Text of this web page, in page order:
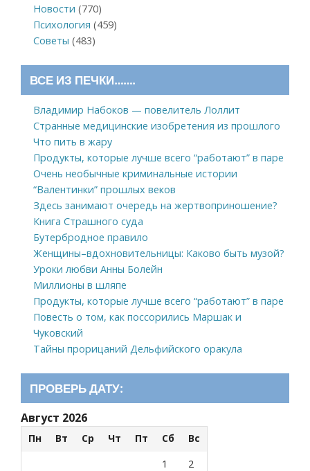
Новости (770)
Психология (459)
Советы (483)
ВСЕ ИЗ ПЕЧКИ…….
Владимир Набоков — повелитель Лоллит
Странные медицинские изобретения из прошлого
Что пить в жару
Продукты, которые лучше всего “работают” в паре
Очень необычные криминальные истории
“Валентинки” прошлых веков
Здесь занимают очередь на жертвоприношение?
Книга Страшного суда
Бутербродное правило
Женщины–вдохновительницы: Каково быть музой?
Уроки любви Анны Болейн
Миллионы в шляпе
Продукты, которые лучше всего “работают” в паре
Повесть о том, как поссорились Маршак и
Чуковский
Тайны прорицаний Дельфийского оракула
ПРОВЕРЬ ДАТУ:
Август 2026
Пн Вт Ср Чт Пт Сб
Вс
1
2